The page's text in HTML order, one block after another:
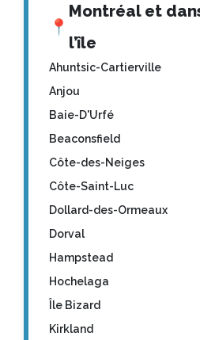
📍
Montréal et
l’île
Ahuntsic-Cartierville
Anjou
Baie-D'Urfé
Beaconsfield
Côte-des-Neiges
Côte-Saint-Luc
Dollard-des-Ormeaux
Dorval
Hampstead
Hochelaga
Île Bizard
Kirkland